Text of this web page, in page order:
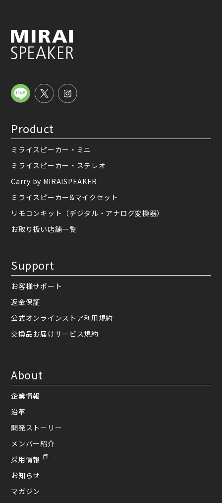
Product
ミライスピーカー・ミニ
ミライスピーカー・ステレオ
Carry by MIRAISPEAKER
ミライスピーカー&マイクセット
リモコンキット（デジタル・アナログ変換器）
お取り扱い店舗一覧
Support
お客様サポート
返金保証
公式オンラインストア利用規約
交換品お届けサービス規約
About
企業情報
沿革
開発ストーリー
メンバー紹介
採用情報
お知らせ
マガジン